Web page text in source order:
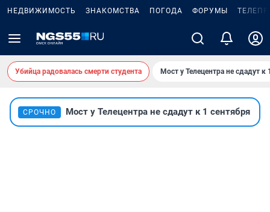
НЕДВИЖИМОСТЬ ЗНАКОМСТВА ПОГОДА ФОРУМЫ
Убийца радовалась смерти студента Мост у Телецентра не сдадут к
СРОЧНО Мост у Телецентра не сдадут к 1 сентября